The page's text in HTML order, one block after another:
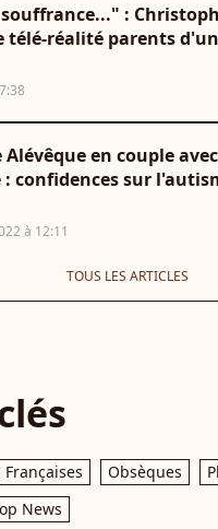
:
télé-réalité parents
en couple
confidences sur
à 12:11
TOUS LES ARTICLES
Obsèques
News